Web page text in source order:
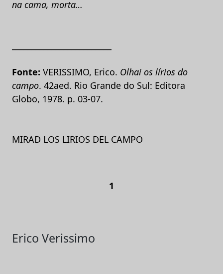
na cama, morta…
Fonte: VERISSIMO, Erico. Olhai os lírios do
campo. 42aed. Rio Grande do Sul: Editora
Globo, 1978. p. 03-07.
MIRAD LOS LIRIOS DEL CAMPO
1
Erico Verissimo